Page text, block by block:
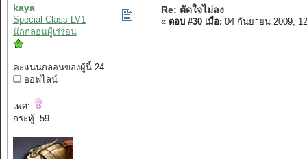
kaya
Special Class LV1
นักกลอนผู้เร่ร่อน
คะแนนกลอนของผู้นี้ 24
ออฟไลน์
เพศ:
กระทู้: 59
Re: ตัดใจไม่ลง
« ตอบ #30 เมื่อ: 04 กันยายน 2009,